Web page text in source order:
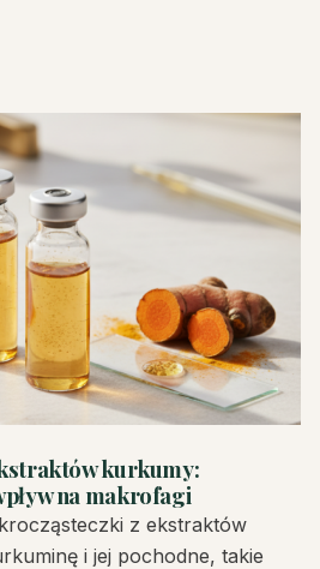
kurkumy:
na makrofagi
z ekstraktów
i jej pochodne, takie